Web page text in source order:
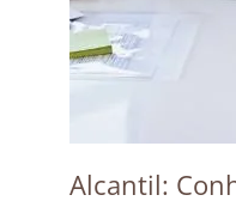
Alcantil: